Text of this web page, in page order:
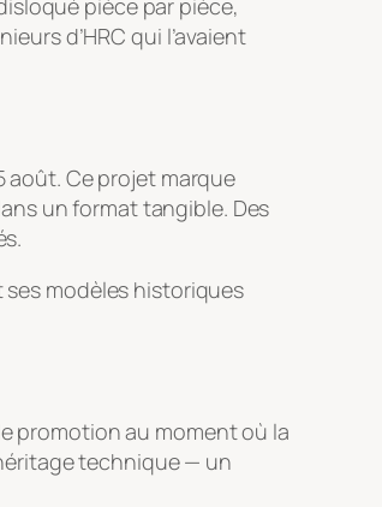
d’HRC qui l’avaient
août. Ce projet marque
un format tangible. Des
modèles historiques
promotion au moment où la
technique — un